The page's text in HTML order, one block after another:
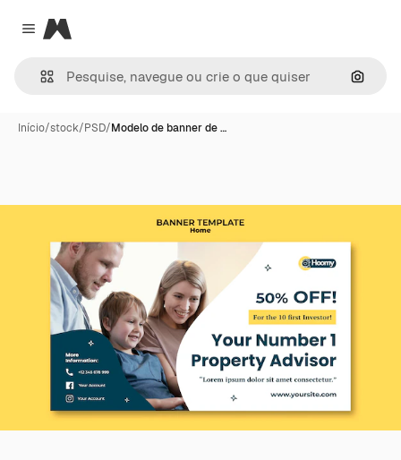
Close menu
Magnific
Início/stock/PSD/Modelo de banner de …